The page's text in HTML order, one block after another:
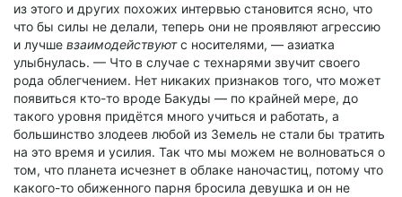
из этого и других похожих интервью становится ясно, что
что бы силы не делали, теперь они не проявляют агрессию
и лучше взаимодействуютс носителями, — азиатка
улыбнулась. — Что в случае с технарями звучит своего
рода облегчением. Нет никаких признаков того, что может
появиться кто-то вроде Бакуды — по крайней мере, до
такого уровня придётся много учиться и работать, а
большинство злодеев любой из Земель не стали бы тратить
на это время и усилия. Так что мы можем не волноваться о
том, что планета исчезнет в облаке наночастиц, потому что
какого-то обиженного парня бросила девушка и он не